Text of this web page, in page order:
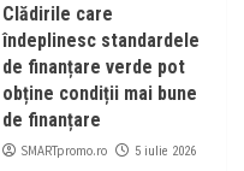
Clădirile care
îndeplinesc standardele
de finanțare verde pot
obține condiții mai bune
de finanțare
SMARTpromo.ro 5 iulie 2026